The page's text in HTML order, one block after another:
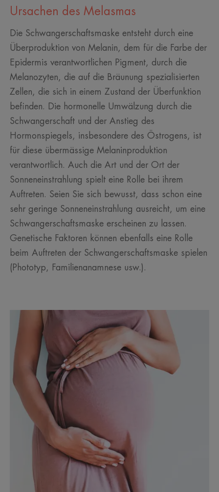
Ursachen des Melasmas
Die Schwangerschaftsmaske entsteht durch eine
Überproduktion von Melanin, dem für die Farbe der
Epidermis verantwortlichen Pigment, durch die
Melanozyten, die auf die Bräunung spezialisierten
Zellen, die sich in einem Zustand der Überfunktion
befinden. Die hormonelle Umwälzung durch die
Schwangerschaft und der Anstieg des
Hormonspiegels, insbesondere des Östrogens, ist
für diese übermässige Melaninproduktion
verantwortlich. Auch die Art und der Ort der
Sonneneinstrahlung spielt eine Rolle bei ihrem
Auftreten. Seien Sie sich bewusst, dass schon eine
sehr geringe Sonneneinstrahlung ausreicht, um eine
Schwangerschaftsmaske erscheinen zu lassen.
Genetische Faktoren können ebenfalls eine Rolle
beim Auftreten der Schwangerschaftsmaske spielen
(Phototyp, Familienanamnese usw.).